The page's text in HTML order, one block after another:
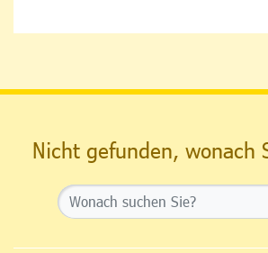
Nicht gefunden, wonach